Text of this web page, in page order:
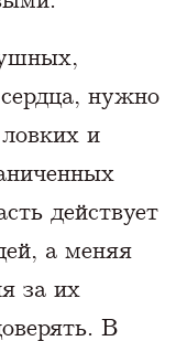
нужно
и
действует
а меняя
за их
В